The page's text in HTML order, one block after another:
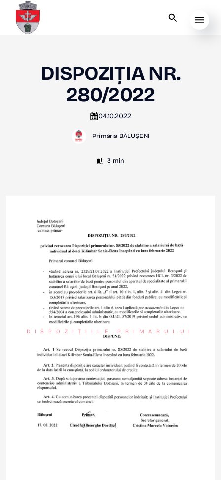
DISPOZIȚIA NR.
280/2022
04.10.2022
Primăria BĂLUȘENI
3 min
DISPOZIȚIILE PRIMARULUI